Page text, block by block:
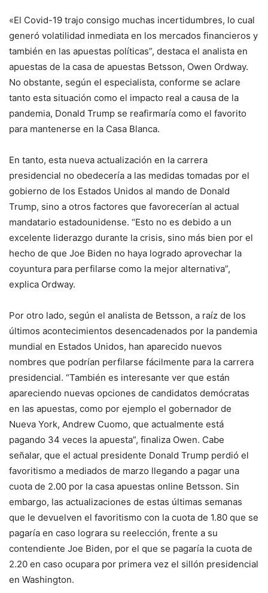
«El Covid-19 trajo consigo muchas incertidumbres, lo cual
generó volatilidad inmediata en los mercados financieros y
también en las apuestas políticas”, destaca el analista en
apuestas de la casa de apuestas Betsson, Owen Ordway.
No obstante, según el especialista, conforme se aclare
tanto esta situación como el impacto real a causa de la
pandemia, Donald Trump se reafirmaría como el favorito
para mantenerse en la Casa Blanca.
En tanto, esta nueva actualización en la carrera
presidencial no obedecería a las medidas tomadas por el
gobierno de los Estados Unidos al mando de Donald
Trump, sino a otros factores que favorecerían al actual
mandatario estadounidense. “Esto no es debido a un
excelente liderazgo durante la crisis, sino más bien por el
hecho de que Joe Biden no haya logrado aprovechar la
coyuntura para perfilarse como la mejor alternativa”,
explica Ordway.
Por otro lado, según el analista de Betsson, a raíz de los
últimos acontecimientos desencadenados por la pandemia
mundial en Estados Unidos, han aparecido nuevos
nombres que podrían perfilarse fácilmente para la carrera
presidencial. “También es interesante ver que están
apareciendo nuevas opciones de candidatos demócratas
en las apuestas, como por ejemplo el gobernador de
Nueva York, Andrew Cuomo, que actualmente está
pagando 34 veces la apuesta”, finaliza Owen. Cabe
señalar, que el actual presidente Donald Trump perdió el
favoritismo a mediados de marzo llegando a pagar una
cuota de 2.00 por la casa apuestas online Betsson. Sin
embargo, las actualizaciones de estas últimas semanas
que le devuelven el favoritismo con la cuota de 1.80 que se
pagaría en caso lograra su reelección, frente a su
contendiente Joe Biden, por el que se pagaría la cuota de
2.20 en caso ocupara por primera vez el sillón presidencial
en Washington.